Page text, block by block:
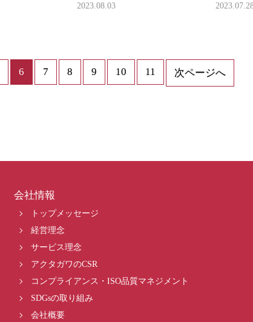
2023.08.03
6 7 8 9 10 11 次ページへ
会社情報
トップメッセージ
経営理念
サービス理念
アクタガワのCSR
コンプライアンス・ISO品質マネジメント
SDGsの取り組み
会社概要